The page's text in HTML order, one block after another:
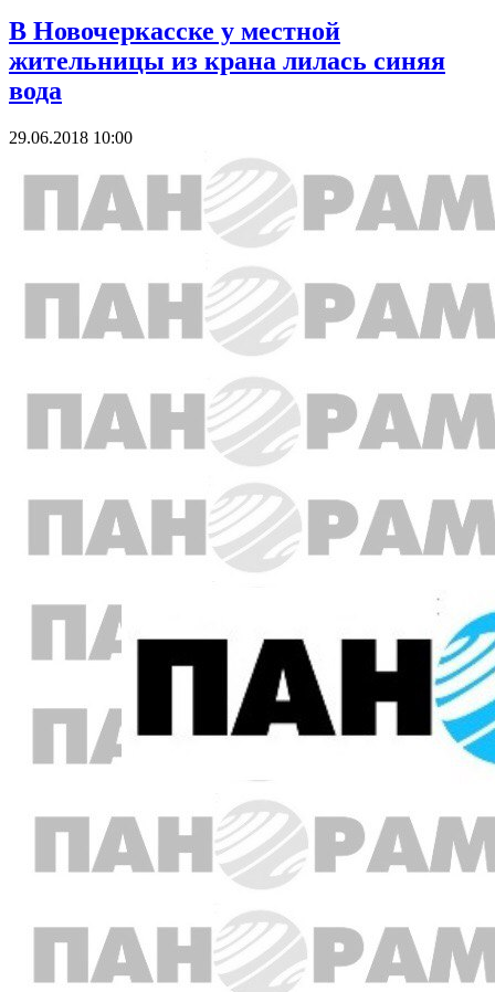
В Новочеркасске у местной
жительницы из крана лилась синяя
вода
29.06.2018 10:00